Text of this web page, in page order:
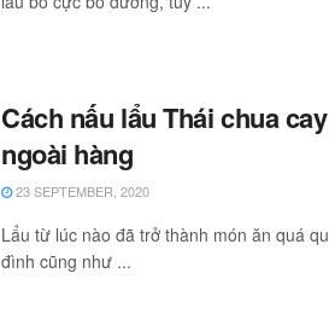
Cách nấu lẩu Thái chua
ngoài hàng
23 SEPTEMBER, 2020
Lẩu từ lúc nào đã trở thành món ăn quá
đình cũng như ...